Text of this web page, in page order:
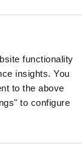
functionality
insights. You
to the above
to configure